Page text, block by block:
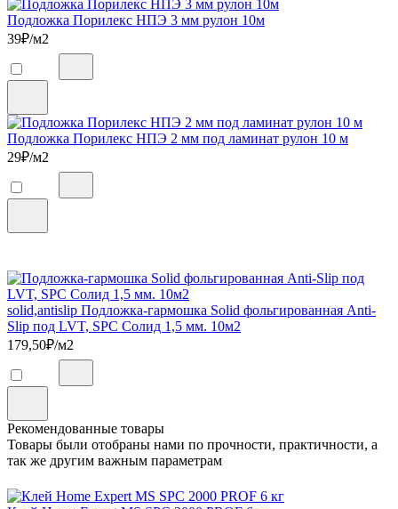
Подложка Порилекс НПЭ 3 мм рулон 10м
39₽/м2
Подложка Порилекс НПЭ 2 мм под ламинат рулон 10 м
29₽/м2
solid,antislip Подложка-гармошка Solid фольгированная Anti-
Slip под LVT, SPC Солид 1,5 мм. 10м2
179,50₽/м2
Рекомендованные товары
Товары были отобраны нами по прочности, практичности, а
так же другим важным параметрам